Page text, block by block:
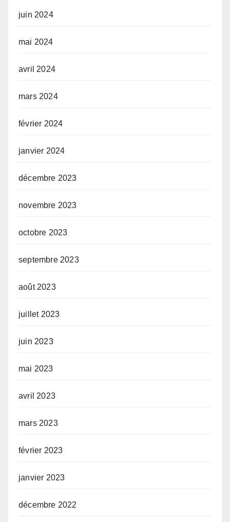
juin 2024
mai 2024
avril 2024
mars 2024
février 2024
janvier 2024
décembre 2023
novembre 2023
octobre 2023
septembre 2023
août 2023
juillet 2023
juin 2023
mai 2023
avril 2023
mars 2023
février 2023
janvier 2023
décembre 2022